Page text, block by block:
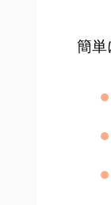
簡単